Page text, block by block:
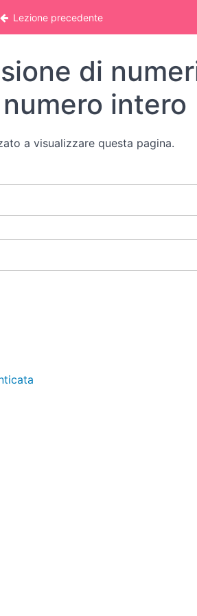
2
Lezione precedente
di
intero
a visualizzare questa pagina.